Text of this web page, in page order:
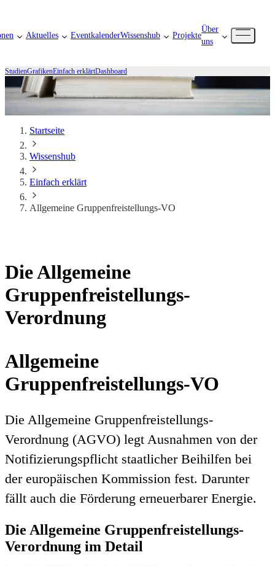
Aktuelles EventkalenderWissenshub Projekte
Über
uns
StudienGrafikenEinfach erklärtDashboard
Startseite
Wissenshub
Einfach erklärt
Allgemeine Gruppenfreistellungs-VO
Die Allgemeine
Gruppenfreistellungs-
Verordnung
Allgemeine
Gruppenfreistellungs-VO
Die Allgemeine Gruppenfreistellungs-
Verordnung (AGVO) legt Ausnahmen von der
Notifizierungspflicht staatlicher Beihilfen bei
der europäischen Kommission fest. Darunter
fällt auch die Förderung erneuerbarer Energie.
Die Allgemeine Gruppenfreistellungs-
Verordnung im Detail